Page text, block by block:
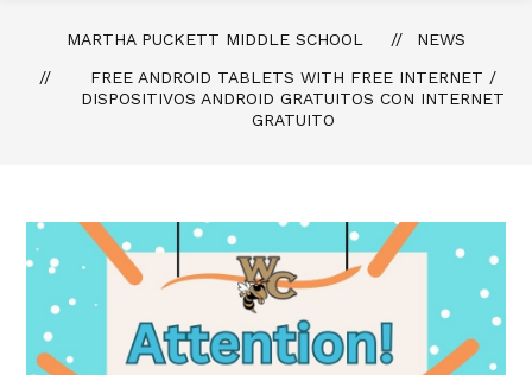
MARTHA PUCKETT MIDDLE SCHOOL
NEWS
FREE ANDROID TABLETS WITH FREE INTERNET /
DISPOSITIVOS ANDROID GRATUITOS CON INTERNET
GRATUITO